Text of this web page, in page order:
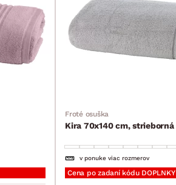
Froté osuška
Kira 70x140 cm, strieborná
v ponuke viac rozmerov
Cena po zadaní kódu DOPLNKY